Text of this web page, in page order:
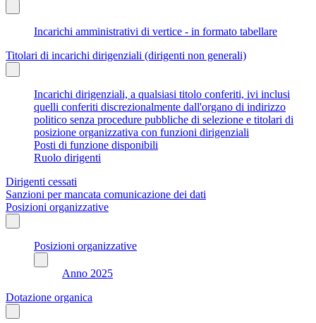
Incarichi amministrativi di vertice - in formato tabellare
Titolari di incarichi dirigenziali (dirigenti non generali)
Incarichi dirigenziali, a qualsiasi titolo conferiti, ivi inclusi
quelli conferiti discrezionalmente dall'organo di indirizzo
politico senza procedure pubbliche di selezione e titolari di
posizione organizzativa con funzioni dirigenziali
Posti di funzione disponibili
Ruolo dirigenti
Dirigenti cessati
Sanzioni per mancata comunicazione dei dati
Posizioni organizzative
Posizioni organizzative
Anno 2025
Dotazione organica